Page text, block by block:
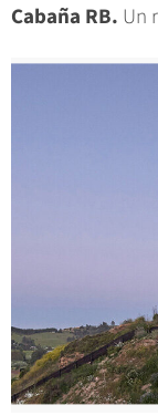
Cabaña RB. Un